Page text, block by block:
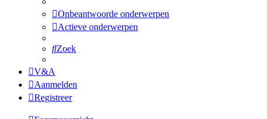
Onbeantwoorde onderwerpen
Actieve onderwerpen
Zoek
V&A
Aanmelden
Registreer